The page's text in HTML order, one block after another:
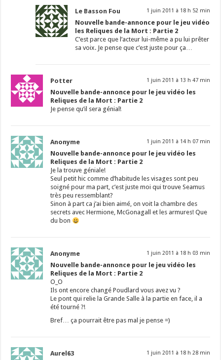
Le Basson Fou 1 juin 2011 à 18 h 52 min
Nouvelle bande-annonce pour le jeu vidéo
les Reliques de la Mort : Partie 2
C’est parce que l’acteur lui-même a pu lui prêter
sa voix. Je pense que c’est juste pour ça…
Potter 1 juin 2011 à 13 h 47 min
Nouvelle bande-annonce pour le jeu vidéo les
Reliques de la Mort : Partie 2
Je pense qu’il sera génial!
Anonyme 1 juin 2011 à 14 h 07 min
Nouvelle bande-annonce pour le jeu vidéo les
Reliques de la Mort : Partie 2
Je la trouve géniale!
Seul petit hic comme d’habitude les visages sont peu
soigné pour ma part, c’est juste moi qui trouve Seamus
très peu ressemblant?
Sinon à part ca j’ai bien aimé, on voit la chambre des
secrets avec Hermione, McGonagall et les armures! Que
du bon
Anonyme 1 juin 2011 à 18 h 03 min
Nouvelle bande-annonce pour le jeu vidéo les
Reliques de la Mort : Partie 2
O_O
Ils ont encore changé Poudlard vous avez vu ?
Le pont qui relie la Grande Salle à la partie en face, il a
été tourné ?!
Bref… ça pourrait être pas mal je pense =)
Aurel63 1 juin 2011 à 18 h 28 min